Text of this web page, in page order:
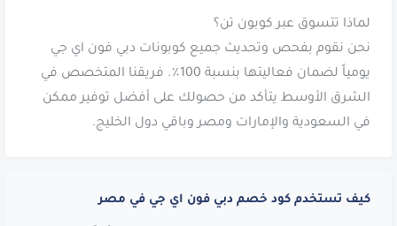
نحن نقوم بفحص وتحديث جميع كوبونات دبي فون اي جي
يومياً لضمان فعاليتها بنسبة 100٪. فريقنا المتخصص في
الشرق الأوسط يتأكد من حصولك على أفضل توفير ممكن
في السعودية والإمارات ومصر وباقي دول الخليج.
كيف تستخدم كود خصم دبي فون اي جي في مصر